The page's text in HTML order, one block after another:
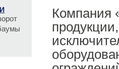
Компания